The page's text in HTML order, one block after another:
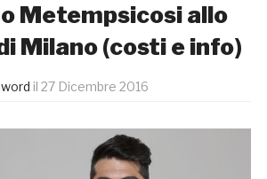
Metempsicosi allo
Milano (costi e info)
il 27 Dicembre 2016